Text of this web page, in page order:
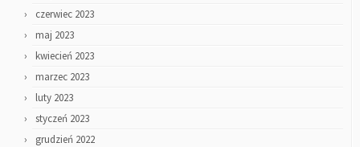
czerwiec 2023
maj 2023
kwiecień 2023
marzec 2023
luty 2023
styczeń 2023
grudzień 2022